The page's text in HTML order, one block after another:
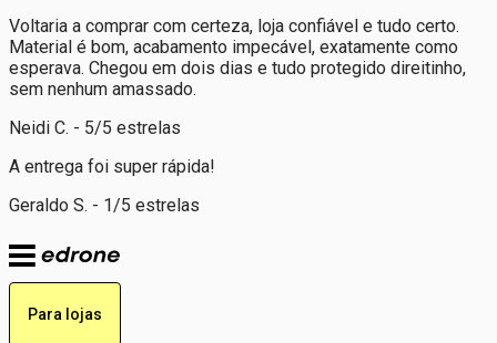
Voltaria a comprar com certeza, loja confiável e tudo certo.
Material é bom, acabamento impecável, exatamente como
esperava. Chegou em dois dias e tudo protegido direitinho,
sem nenhum amassado.
Neidi C. - 5/5 estrelas
A entrega foi super rápida!
Geraldo S. - 1/5 estrelas
Para lojas